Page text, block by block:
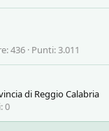
436 Punti 3.011
di Reggio Calabria
0